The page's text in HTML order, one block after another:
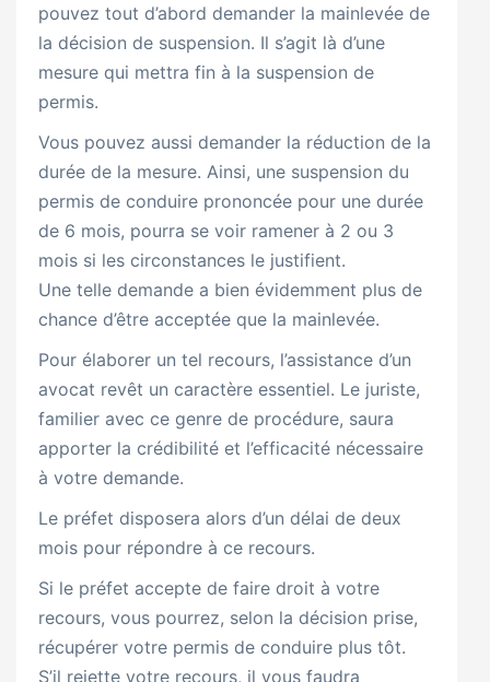
pouvez tout d’abord demander la mainlevée de
la décision de suspension. Il s’agit là d’une
mesure qui mettra fin à la suspension de
permis.
Vous pouvez aussi demander la réduction de la
durée de la mesure. Ainsi, une suspension du
permis de conduire prononcée pour une durée
de 6 mois, pourra se voir ramener à 2 ou 3
mois si les circonstances le justifient.
Une telle demande a bien évidemment plus de
chance d’être acceptée que la mainlevée.
Pour élaborer un tel recours, l’assistance d’un
avocat revêt un caractère essentiel. Le juriste,
familier avec ce genre de procédure, saura
apporter la crédibilité et l’efficacité nécessaire
à votre demande.
Le préfet disposera alors d’un délai de deux
mois pour répondre à ce recours.
Si le préfet accepte de faire droit à votre
recours, vous pourrez, selon la décision prise,
récupérer votre permis de conduire plus tôt.
S’il rejette votre recours, il vous faudra